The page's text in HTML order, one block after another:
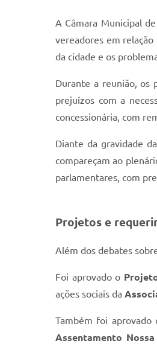
A Câmara Municipal
vereadores em
da cidade e os
Durante a reunião, os
prejuízos com a
concessionária, com
Diante da gravidade
compareçam ao
parlamentares, com
Projetos e
Além dos debates
Foi aprovado o
ações sociais da
Também foi aprovado
Assentamento